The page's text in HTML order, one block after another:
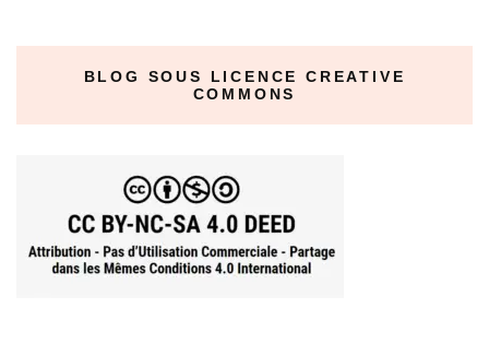
BLOG SOUS LICENCE CREATIVE
COMMONS